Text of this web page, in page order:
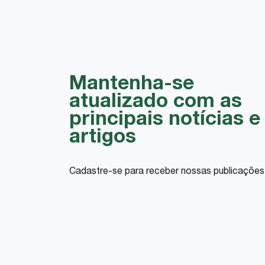
Mantenha-se
atualizado com as
principais notícias e
artigos
Cadastre-se para receber nossas